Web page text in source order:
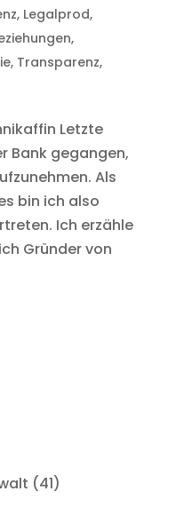
, Legalprod,
,
, Transparenz,
Letzte
Bank gegangen,
Als
bin ich also
Ich erzähle
Gründer von
(41)